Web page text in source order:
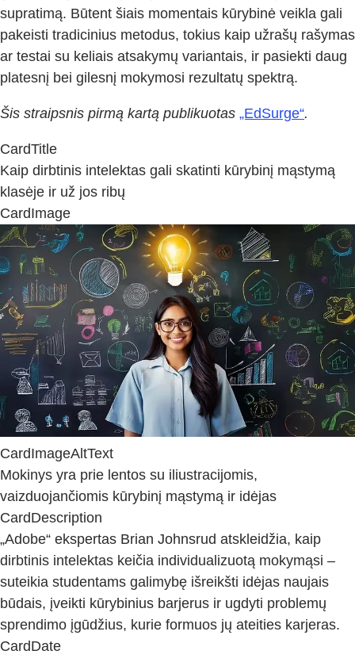
supratimą. Būtent šiais momentais kūrybinė veikla gali
pakeisti tradicinius metodus, tokius kaip užrašų rašymas
ar testai su keliais atsakymų variantais, ir pasiekti daug
platesnį bei gilesnį mokymosi rezultatų spektrą.
Šis straipsnis pirmą kartą publikuotas „EdSurge“.
CardTitle
Kaip dirbtinis intelektas gali skatinti kūrybinį mąstymą
klasėje ir už jos ribų
CardImage
CardImageAltText
Mokinys yra prie lentos su iliustracijomis,
vaizduojančiomis kūrybinį mąstymą ir idėjas
CardDescription
„Adobe“ ekspertas Brian Johnsrud atskleidžia, kaip
dirbtinis intelektas keičia individualizuotą mokymąsi –
suteikia studentams galimybę išreikšti idėjas naujais
būdais, įveikti kūrybinius barjerus ir ugdyti problemų
sprendimo įgūdžius, kurie formuos jų ateities karjeras.
CardDate